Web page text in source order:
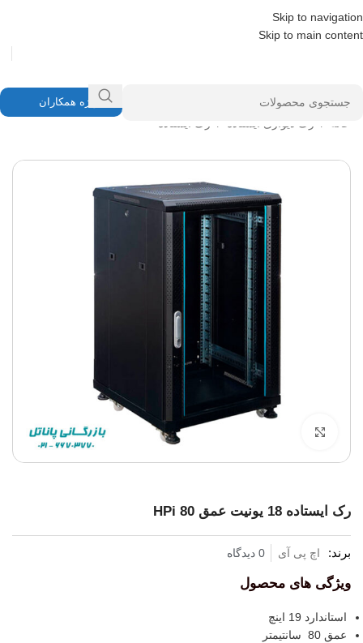
Skip to navigation
Skip to main content
ویژه همکاران
رک ایستاده 18 یونیت عمق 80 HPi
برند: اچ پی آی 0 دیدگاه
ویژگی های محصول
استاندارد 19 اینچ
عمق 80 سانتیمتر